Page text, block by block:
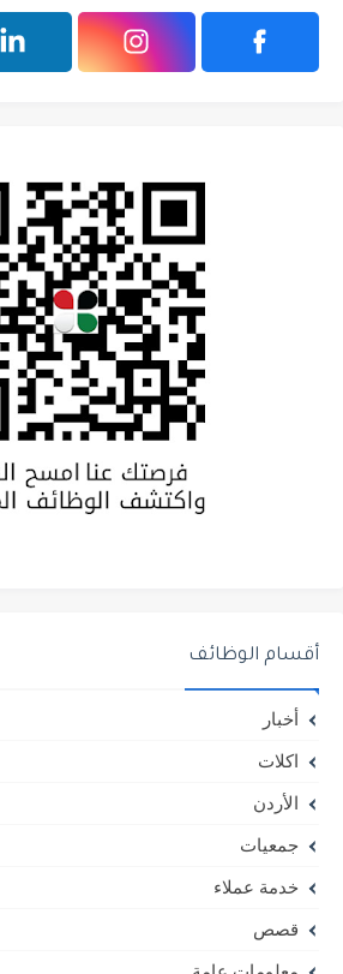
أقسام الوظائف
أخبار
اكلات
الأردن
جمعيات
خدمة عملاء
قصص